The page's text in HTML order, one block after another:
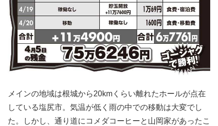
メインの地域は根城から20kmくらい離れたホールが点在
している塩尻市。気温が低く雨の中での移動は大変でし
た。しかし、通り道にコメダコーヒーと山岡家があったこ